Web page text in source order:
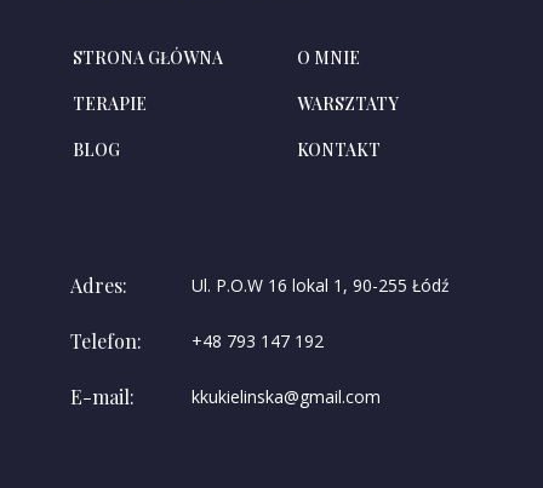
STRONA GŁÓWNA
O MNIE
TERAPIE
WARSZTATY
BLOG
KONTAKT
Adres: Ul. P.O.W 16 lokal 1, 90-255 Łódź
Telefon: +48 793 147 192
E-mail: kkukielinska@gmail.com